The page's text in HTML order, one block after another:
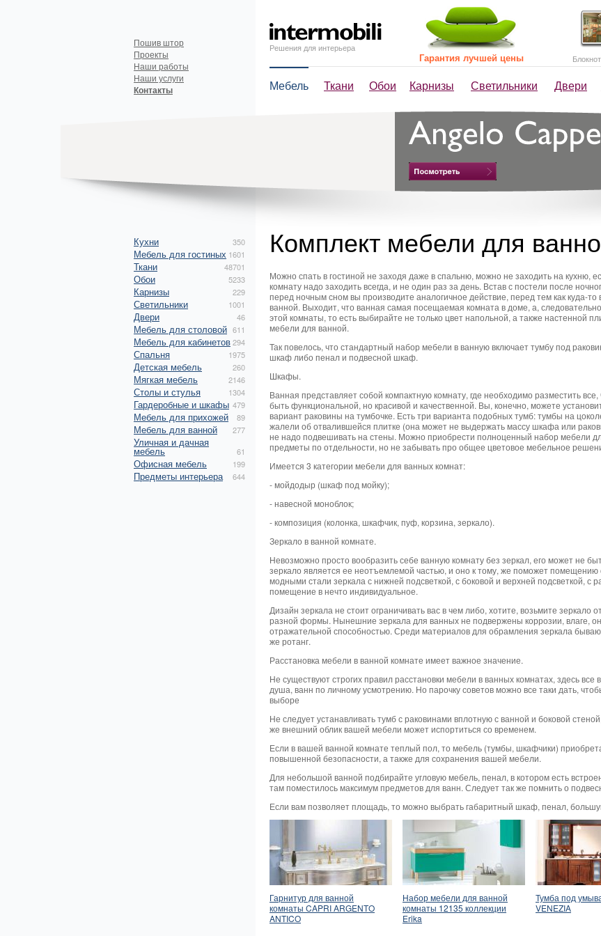
Решения для интерьера
Мебель Ткани Обои Карнизы Светильники Двери
Пошив штор
Проекты
Наши работы
Наши услуги
Контакты
Гарантия лучшей цены
Кухни 350
Мебель для гостиных 1601
Ткани 48701
Обои 5233
Карнизы 229
Светильники 1001
Двери 46
Мебель для столовой 611
Мебель для кабинетов294
Спальня 1975
Детская мебель 260
Мягкая мебель 2146
Столы и стулья 1304
Гардеробные и шкафы 479
Мебель для прихожей 89
Мебель для ванной 277
Уличная и дачная
мебель 61
Офисная мебель 199
Предметы интерьера 644
Комплект мебели для
Можно спать в гостиной не заходя даже в спальню, можно не заходить на кухню,
комнату надо заходить всегда, и не один раз за день. Встав с постели после
перед ночным сном вы производите аналогичное действие, перед тем как куда-
ванной. Выходит, что ванная самая посещаемая комната в доме, а,
этой комнаты, то есть выбирайте не только цвет напольной, а также настенной
мебели для ванной.
Так повелось, что стандартный набор мебели в ванную включает тумбу под
шкаф либо пенал и подвесной шкаф.
Шкафы.
Ванная представляет собой компактную комнату, где необходимо разместить
быть функциональной, но красивой и качественной. Вы, конечно, можете
вариант раковины на тумбочке. Есть три варианта подобных тумб: тумбы на
жалели об отвалившейся плитке (она может не выдержать массу шкафа или
не надо подвешивать на стены. Можно приобрести полноценный набор мебели
предметы по отдельности, но не забывать про общее цветовое мебельное
Имеется 3 категории мебели для ванных комнат:
- мойдодыр (шкаф под мойку);
- навесной моноблок;
- композиция (колонка, шкафчик, пуф, корзина, зеркало).
Зеркало в ванной комнате.
Невозможно просто вообразить себе ванную комнату без зеркал, его может не
зеркало является ее неотъемлемой частью, и оно к тому, же поможет помещению
модными стали зеркала с нижней подсветкой, с боковой и верхней подсветкой, с
помещение в нечто индивидуальное.
Дизайн зеркала не стоит ограничивать вас в чем либо, хотите, возьмите зеркало
разной формы. Нынешние зеркала для ванных не подвержены коррозии, влаге,
отражательной способностью. Среди материалов для обрамления зеркала
же ротанг.
Расстановка мебели в ванной комнате имеет важное значение.
Не существуют строгих правил расстановки мебели в ванных комнатах, здесь
душа, ванн по личному усмотрению. Но парочку советов можно все таки дать,
выборе
Не следует устанавливать тумб с раковинами вплотную с ванной и боковой
же внешний облик вашей мебели может испортиться со временем.
Если в вашей ванной комнате теплый пол, то мебель (тумбы, шкафчики)
повышенной безопасности, а также для сохранения вашей мебели.
Для небольшой ванной подбирайте угловую мебель, пенал, в котором есть
там поместилось максимум предметов для ванн. Следует так же помнить о
Если вам позволяет площадь, то можно выбрать габаритный шкаф, пенал,
Гарнитур для ванной
комнаты CAPRI ARGENTO
ANTICO
Набор мебели для ванной
комнаты 12135 коллекции
Erika
Тумба под
VENEZIA